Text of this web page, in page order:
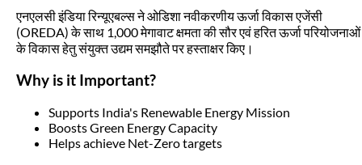
एनएलसी इंडिया रिन्यूएबल्स ने ओडिशा नवीकरणीय ऊर्जा विकास एजेंसी
(OREDA) के साथ 1,000 मेगावाट क्षमता की सौर एवं हरित ऊर्जा परियोजनाओं
के विकास हेतु संयुक्त उद्यम समझौते पर हस्ताक्षर किए।
Why is it Important?
Supports India's Renewable Energy Mission
Boosts Green Energy Capacity
Helps achieve Net-Zero targets